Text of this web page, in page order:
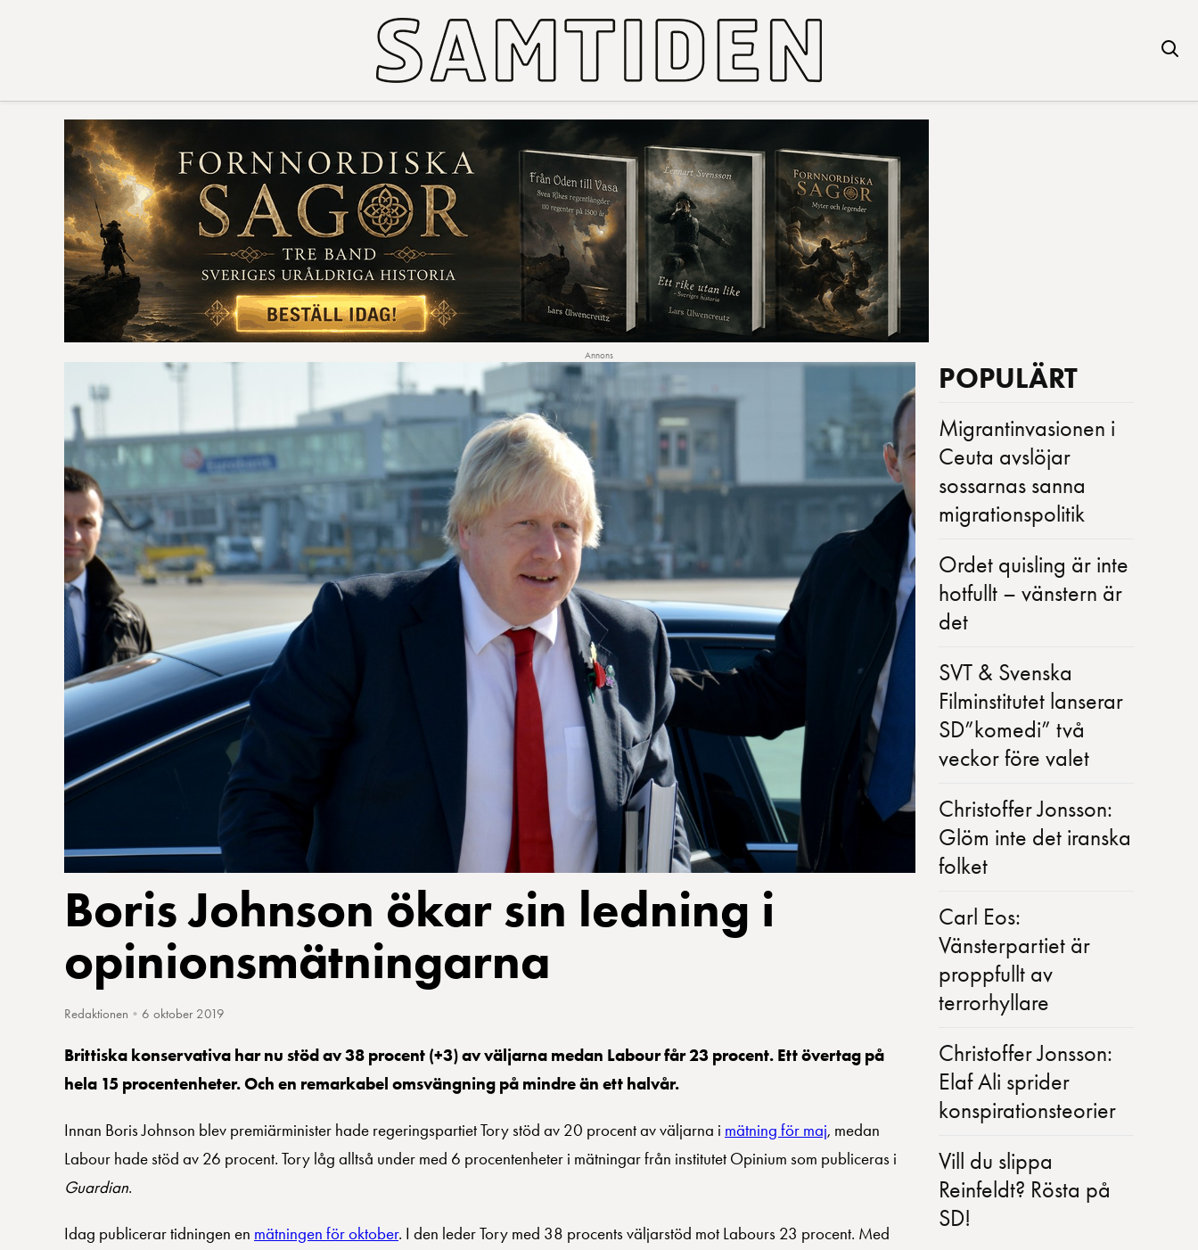
Annons
Boris Johnson ökar sin ledning i
opinionsmätningarna
Redaktionen • 6 oktober 2019
Brittiska konservativa har nu stöd av 38 procent (+3) av väljarna medan Labour får 23 procent. Ett övertag på
hela 15 procentenheter. Och en remarkabel omsvängning på mindre än ett halvår.
Innan Boris Johnson blev premiärminister hade regeringspartiet Tory stöd av 20 procent av väljarna i mätning för maj, medan
Labour hade stöd av 26 procent. Tory låg alltså under med 6 procentenheter i mätningar från institutet Opinium som publiceras i
Guardian.
Idag publicerar tidningen en mätningen för oktober. I den leder Tory med 38 procents väljarstöd mot Labours 23 procent. Med
POPULÄRT
Migrantinvasionen i
Ceuta avslöjar
sossarnas sanna
migrationspolitik
Ordet quisling är inte
hotfullt – vänstern är
det
SVT & Svenska
Filminstitutet lanserar
SD”komedi” två
veckor före valet
Christoffer Jonsson:
Glöm inte det iranska
folket
Carl Eos:
Vänsterpartiet är
proppfullt av
terrorhyllare
Christoffer Jonsson:
Elaf Ali sprider
konspirationsteorier
Vill du slippa
Reinfeldt? Rösta på
SD!